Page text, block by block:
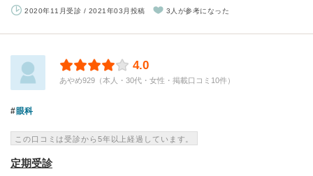
2020年11月受診 / 2021年03月投稿 3人が参考になった
4.0
あやめ929（本人・30代・女性・掲載口コミ10件）
眼科
この口コミは受診から5年以上経過しています。
定期受診